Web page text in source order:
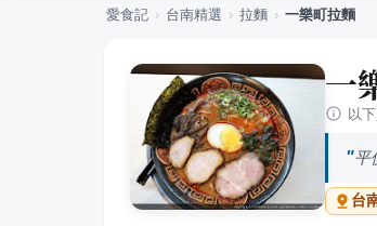
愛食記 › 台南精選 › 拉麵 › 一樂町拉麵
一
以
平
台